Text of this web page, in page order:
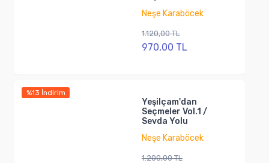
Neşe Karaböcek
1.120,00 TL
970,00 TL
%13 İndirim
Yeşilçam'dan
Seçmeler Vol.1 /
Sevda Yolu
Neşe Karaböcek
1.200,00 TL